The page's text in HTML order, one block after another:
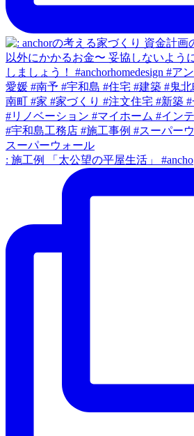
: 施工例 「太公望の平屋生活」 #ancho